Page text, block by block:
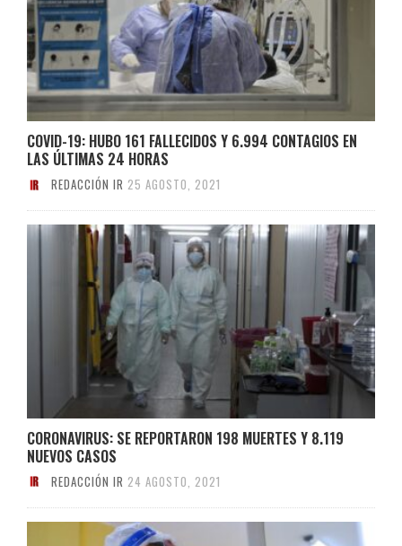
COVID-19: HUBO 161 FALLECIDOS Y 6.994 CONTAGIOS EN
LAS ÚLTIMAS 24 HORAS
REDACCIÓN IR 25 AGOSTO, 2021
CORONAVIRUS: SE REPORTARON 198 MUERTES Y 8.119
NUEVOS CASOS
REDACCIÓN IR 24 AGOSTO, 2021